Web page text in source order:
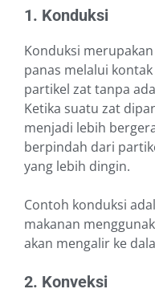
1. Konduksi
Konduksi
panas melalui
partikel zat tanpa
Ketika suatu zat
menjadi lebih
berpindah dari
yang lebih dingin.
Contoh konduksi
makanan
akan mengalir ke
2. Konveksi